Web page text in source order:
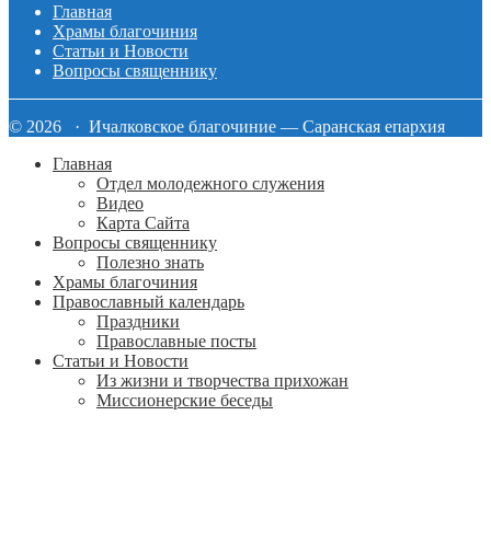
Главная
Храмы благочиния
Статьи и Новости
Вопросы священнику
© 2026 · Ичалковское благочиние — Саранская епархия
Главная
Отдел молодежного служения
Видео
Карта Сайта
Вопросы священнику
Полезно знать
Храмы благочиния
Православный календарь
Праздники
Православные посты
Статьи и Новости
Из жизни и творчества прихожан
Миссионерские беседы